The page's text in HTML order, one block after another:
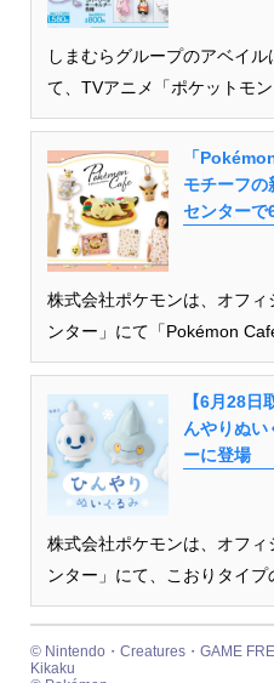
しまむらグループのアベイ
て、TVアニメ「ポケットモ
「
モチーフの
センターで
株式会社ポケモンは、オフ
ンター」にて「Pokémon
【6月28
んやりぬい
ーに登場
株式会社ポケモンは、オフ
ンター」にて、こおりタイプ
© Nintendo・Creatures・GAME
Kikaku